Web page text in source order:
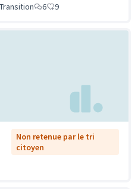
6 9
Non retenue par le tri
citoyen